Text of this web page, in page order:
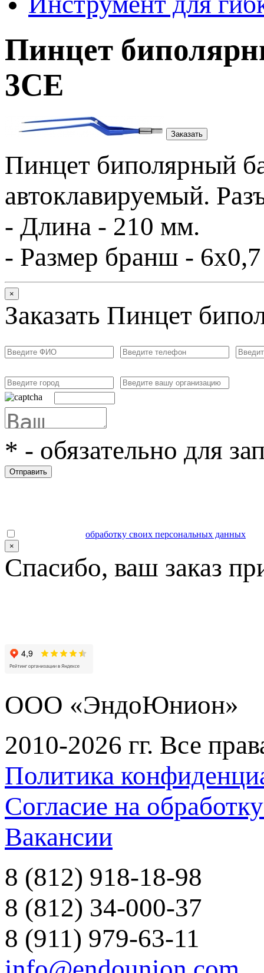
Пинцет
3СЕ
Заказать
Пинцет биполярный
автоклавируемый.
- Длина - 210 мм.
- Размер бранш -
×
Заказать Пинцет
* - обязательно для
Отправить
обработку своих персональных данных
×
Спасибо, ваш заказ
ООО «ЭндоЮнион»
2010-2026 гг. Все
Политика
Согласие на
Вакансии
8 (812) 918-18-98
8 (812) 34-000-37
8 (911) 979-63-11